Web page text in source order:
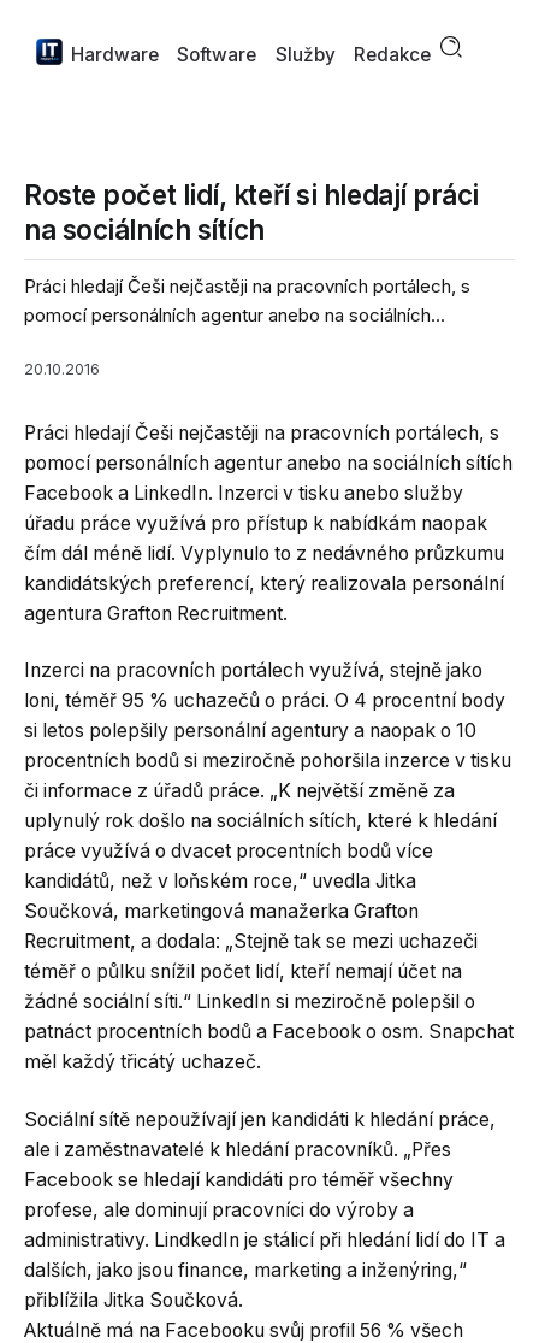
Hardware Software Služby Redakce
Roste počet lidí, kteří si hledají práci
na sociálních sítích
Práci hledají Češi nejčastěji na pracovních portálech, s
pomocí personálních agentur anebo na sociálních...
20.10.2016
Práci hledají Češi nejčastěji na pracovních portálech, s
pomocí personálních agentur anebo na sociálních sítích
Facebook a LinkedIn. Inzerci v tisku anebo služby
úřadu práce využívá pro přístup k nabídkám naopak
čím dál méně lidí. Vyplynulo to z nedávného průzkumu
kandidátských preferencí, který realizovala personální
agentura Grafton Recruitment.
Inzerci na pracovních portálech využívá, stejně jako
loni, téměř 95 % uchazečů o práci. O 4 procentní body
si letos polepšily personální agentury a naopak o 10
procentních bodů si meziročně pohoršila inzerce v tisku
či informace z úřadů práce. „K největší změně za
uplynulý rok došlo na sociálních sítích, které k hledání
práce využívá o dvacet procentních bodů více
kandidátů, než v loňském roce,“ uvedla Jitka
Součková, marketingová manažerka Grafton
Recruitment, a dodala: „Stejně tak se mezi uchazeči
téměř o půlku snížil počet lidí, kteří nemají účet na
žádné sociální síti.“ LinkedIn si meziročně polepšil o
patnáct procentních bodů a Facebook o osm. Snapchat
měl každý třicátý uchazeč.
Sociální sítě nepoužívají jen kandidáti k hledání práce,
ale i zaměstnavatelé k hledání pracovníků. „Přes
Facebook se hledají kandidáti pro téměř všechny
profese, ale dominují pracovníci do výroby a
administrativy. LindkedIn je stálicí při hledání lidí do IT a
dalších, jako jsou finance, marketing a inženýring,“
přiblížila Jitka Součková.
Aktuálně má na Facebooku svůj profil 56 % všech